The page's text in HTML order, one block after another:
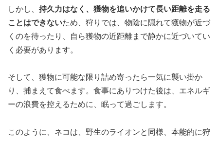
しかし、 持久力はなく、獲物を追いかけて長い距離を走る
ことはできないため、狩りでは、物陰に隠れて獲物が近づ
くのを待ったり、自ら獲物の近距離まで静かに近づいてい
く必要があります。
そして、獲物に可能な限り詰め寄ったら一気に襲い掛か
り、捕まえて食べます。食事にありつけた後は、エネルギ
ーの浪費を控えるために、眠って過ごします。
このように、ネコは、野生のライオンと同様、本能的に狩